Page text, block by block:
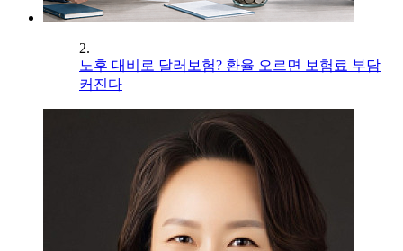
2.
노후 대비로 달러보험? 환율 오르면 보험료 부담
커진다